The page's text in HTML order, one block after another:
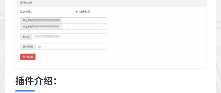
插件介绍：